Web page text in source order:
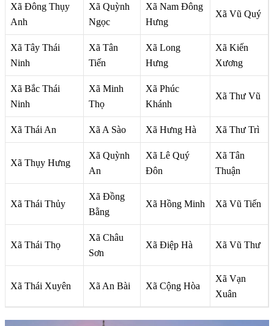
Xã Đông Thụy
Anh
Xã Quỳnh
Ngọc
Xã Nam Đông
Hưng
Xã Vũ Quý
Xã Tây Thái
Ninh
Xã Tân
Tiến
Xã Long
Hưng
Xã Kiến
Xương
Xã Bắc Thái
Ninh
Xã Minh
Thọ
Xã Phúc
Khánh
Xã Thư Vũ
Xã Thái An Xã A Sào Xã Hưng Hà Xã Thư Trì
Xã Thụy Hưng
Xã Quỳnh
An
Xã Lê Quý
Đôn
Xã Tân
Thuận
Xã Thái Thủy
Xã Đồng
Bằng
Xã Hồng Minh Xã Vũ Tiến
Xã Thái Thọ
Xã Châu
Sơn
Xã Điệp Hà Xã Vũ Thư
Xã Thái Xuyên Xã An Bài Xã Cộng Hòa
Xã Vạn
Xuân